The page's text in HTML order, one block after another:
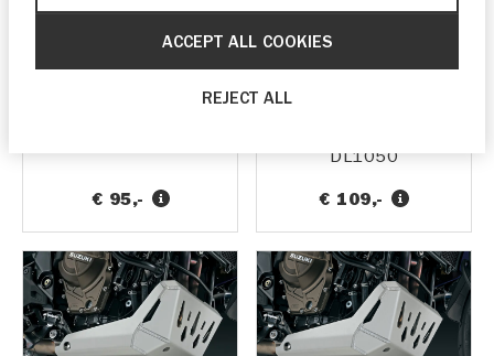
€ 95,-
DL1050
€ 109,-
REJECT ALL
ACCEPT ALL COOKIES